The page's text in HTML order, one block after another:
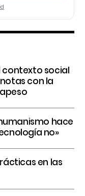
contexto social
con la
hace
no»
en las